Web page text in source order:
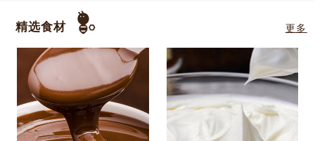
精选食材 更多